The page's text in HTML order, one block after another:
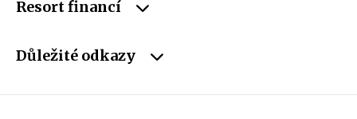
Resort financí
Důležité odkazy